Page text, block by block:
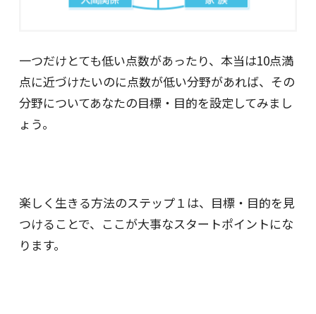
一つだけとても低い点数があったり、本当は10点満
点に近づけたいのに点数が低い分野があれば、その
分野についてあなたの目標・目的を設定してみまし
ょう。
楽しく生きる方法のステップ１は、目標・目的を見
つけることで、ここが大事なスタートポイントにな
ります。